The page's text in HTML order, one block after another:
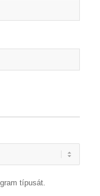
típusát.